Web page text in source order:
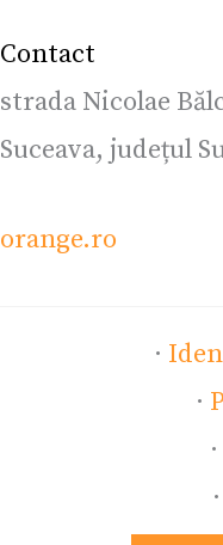
Contact
strada Nicolae
Suceava, județul
orange.ro
·
·
·
·